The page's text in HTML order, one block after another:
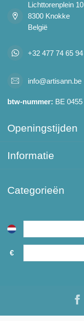
Lichttorenplein 10
8300 Knokke
België
+32 477 74 65 94
info@artisann.be
btw-nummer: BE
Openingstijden
Informatie
Categorieën
€